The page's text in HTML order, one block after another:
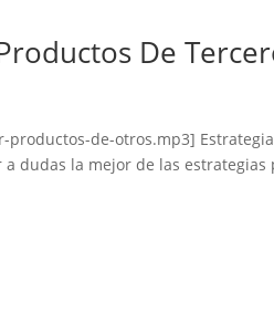
De
de-otros.mp3]
dudas la mejor de las